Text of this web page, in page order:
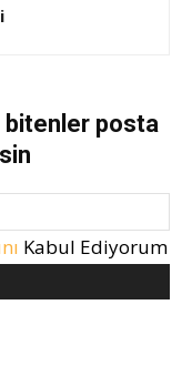
bitenler posta
Kabul Ediyorum